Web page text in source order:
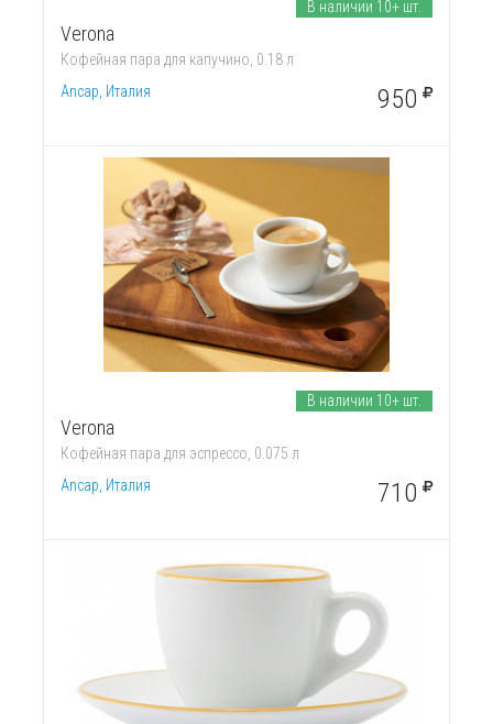
Verona
Кофейная пара для капучино, 0.18 л
Ancap, Италия
В наличии 10+ шт.
950
Verona
Кофейная пара для эспрессо, 0.075 л
Ancap, Италия
В наличии 10+ шт.
710